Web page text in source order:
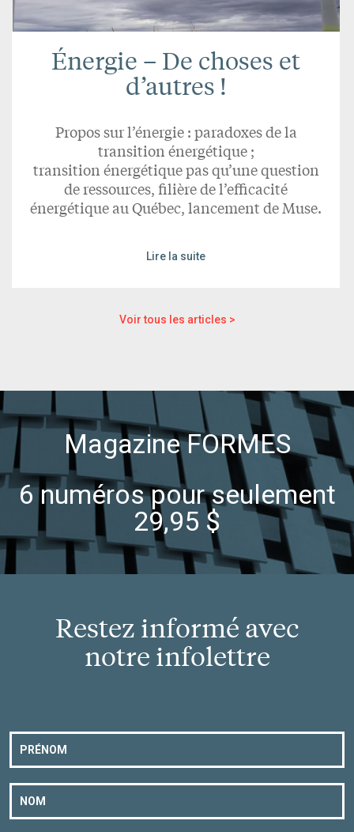
Énergie – De choses et
d’autres !
Propos sur l’énergie : paradoxes de la
transition énergétique ;
transition énergétique pas qu’une question
de ressources, filière de l’efficacité
énergétique au Québec, lancement de Muse.
Lire la suite
Voir tous les articles >
Magazine FORMES
6 numéros pour seulement
29,95 $
Restez informé avec
notre infolettre